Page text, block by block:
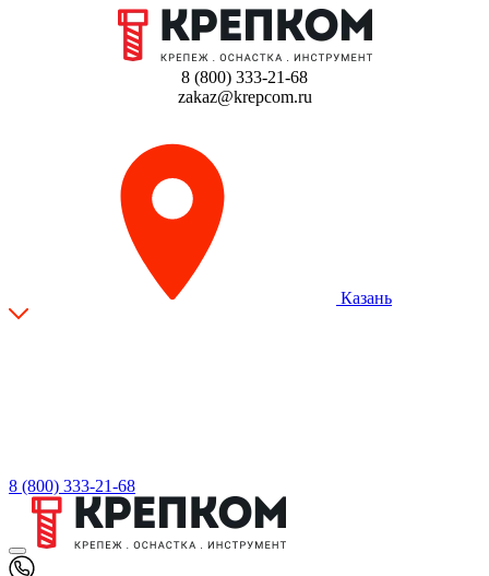
8 (800) 333-21-68
zakaz@krepcom.ru
Казань
8 (800) 333-21-68